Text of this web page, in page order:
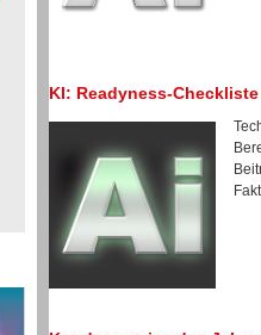
KI: Readyness-Checkliste